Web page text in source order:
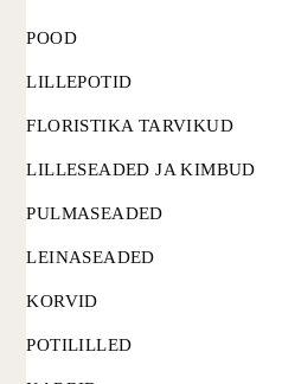
POOD
LILLEPOTID
FLORISTIKA TARVIKUD
LILLESEADED JA KIMBUD
PULMASEADED
LEINASEADED
KORVID
POTILILLED